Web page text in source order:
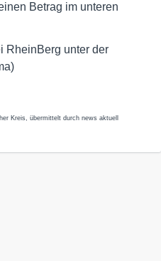
Betrag im unteren
RheinBerg unter der
Kreis, übermittelt durch news aktuell